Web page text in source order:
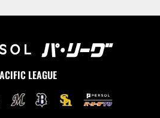
LEAGUE